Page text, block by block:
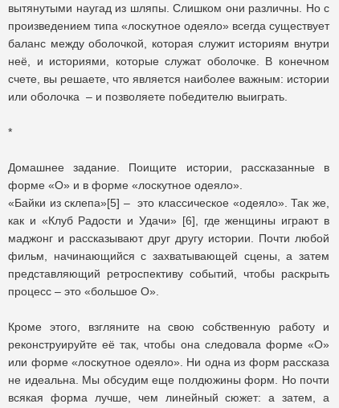
вытянутыми наугад из шляпы. Слишком они различны. Но с
произведением типа «лоскутное одеяло» всегда существует
баланс между оболочкой, которая служит историям внутри
неё, и историями, которые служат оболочке. В конечном
счете, вы решаете, что является наиболее важным: истории
или оболочка – и позволяете победителю выиграть.
*
Домашнее задание. Поищите истории, рассказанные в
форме «О» и в форме «лоскутное одеяло».
«Байки из склепа»[5] – это классическое «одеяло». Так же,
как и «Клуб Радости и Удачи» [6], где женщины играют в
маджонг и рассказывают друг другу истории. Почти любой
фильм, начинающийся с захватывающей сцены, а затем
представляющий ретроспективу событий, чтобы раскрыть
процесс – это «большое О».
Кроме этого, взгляните на свою собственную работу и
реконструируйте её так, чтобы она следовала форме «О»
или форме «лоскутное одеяло». Ни одна из форм рассказа
не идеальна. Мы обсудим еще полдюжины форм. Но почти
всякая форма лучше, чем линейный сюжет: а затем, а